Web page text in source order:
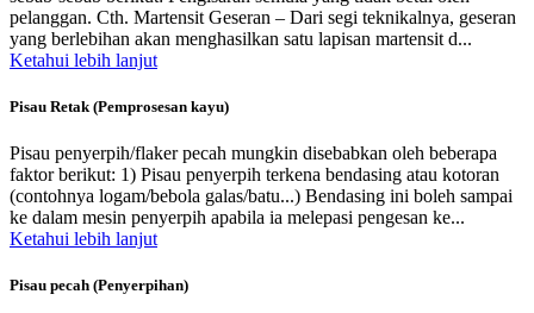
pelanggan. Cth. Martensit Geseran – Dari segi teknikalnya, geseran
yang berlebihan akan menghasilkan satu lapisan martensit d...
Ketahui lebih lanjut
Pisau Retak (Pemprosesan kayu)
Pisau penyerpih/flaker pecah mungkin disebabkan oleh beberapa
faktor berikut: 1) Pisau penyerpih terkena bendasing atau kotoran
(contohnya logam/bebola galas/batu...) Bendasing ini boleh sampai
ke dalam mesin penyerpih apabila ia melepasi pengesan ke...
Ketahui lebih lanjut
Pisau pecah (Penyerpihan)